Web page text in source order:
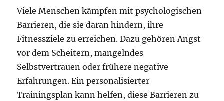
Viele Menschen kämpfen mit psychologischen
Barrieren, die sie daran hindern, ihre
Fitnessziele zu erreichen. Dazu gehören Angst
vor dem Scheitern, mangelndes
Selbstvertrauen oder frühere negative
Erfahrungen. Ein personalisierter
Trainingsplan kann helfen, diese Barrieren zu